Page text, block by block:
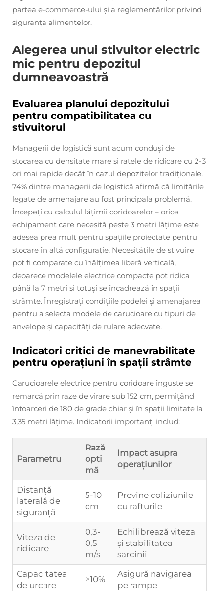
partea e-commerce-ului și a reglementărilor privind
siguranța alimentelor.
Alegerea unui stivuitor electric
mic pentru depozitul
dumneavoastră
Evaluarea planului depozitului
pentru compatibilitatea cu
stivuitorul
Managerii de logistică sunt acum conduși de
stocarea cu densitate mare și ratele de ridicare cu 2-3
ori mai rapide decât în cazul depozitelor tradiționale.
74% dintre managerii de logistică afirmă că limitările
legate de amenajare au fost principala problemă.
Începeți cu calculul lățimii coridoarelor – orice
echipament care necesită peste 3 metri lățime este
adesea prea mult pentru spațiile proiectate pentru
stocare în altă configurație. Necesitățile de stivuire
pot fi comparate cu înălțimea liberă verticală,
deoarece modelele electrice compacte pot ridica
până la 7 metri și totuși se încadrează în spații
strâmte. Înregistrați condițiile podelei și amenajarea
pentru a selecta modele de carucioare cu tipuri de
anvelope și capacități de rulare adecvate.
Indicatori critici de manevrabilitate
pentru operațiuni în spații strâmte
Carucioarele electrice pentru coridoare înguste se
remarcă prin raze de virare sub 152 cm, permițând
întoarceri de 180 de grade chiar și în spații limitate la
3,35 metri lățime. Indicatorii importanți includ:
Parametru
Rază
opti
mă
Impact asupra
operațiunilor
Distanță
laterală de
siguranță
5-10
cm
Previne coliziunile
cu rafturile
Viteza de
ridicare
0,3-
0,5
m/s
Echilibrează viteza
și stabilitatea
sarcinii
Capacitatea
de urcare
≥10%
Asigură navigarea
pe rampe